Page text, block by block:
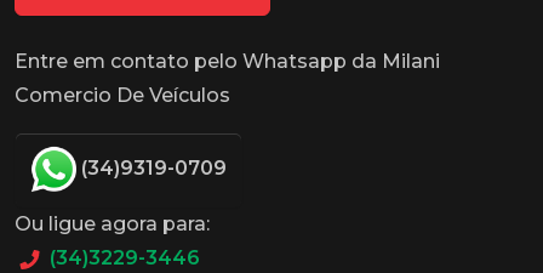
Entre em contato pelo Whatsapp da Milani
Comercio De Veículos
(34)9319-0709
Ou ligue agora para:
(34)3229-3446